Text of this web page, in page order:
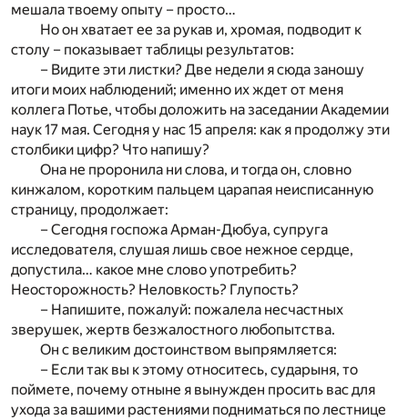
мешала твоему опыту – просто…
Но он хватает ее за рукав и, хромая, подводит к
столу – показывает таблицы результатов:
– Видите эти листки? Две недели я сюда заношу
итоги моих наблюдений; именно их ждет от меня
коллега Потье, чтобы доложить на заседании Академии
наук 17 мая. Сегодня у нас 15 апреля: как я продолжу эти
столбики цифр? Что напишу?
Она не проронила ни слова, и тогда он, словно
кинжалом, коротким пальцем царапая неисписанную
страницу, продолжает:
– Сегодня госпожа Арман-Дюбуа, супруга
исследователя, слушая лишь свое нежное сердце,
допустила… какое мне слово употребить?
Неосторожность? Неловкость? Глупость?
– Напишите, пожалуй: пожалела несчастных
зверушек, жертв безжалостного любопытства.
Он с великим достоинством выпрямляется:
– Если так вы к этому относитесь, сударыня, то
поймете, почему отныне я вынужден просить вас для
ухода за вашими растениями подниматься по лестнице